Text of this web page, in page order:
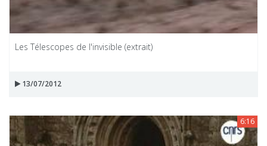
Les Télescopes de l'invisible (extrait)
13/07/2012
6:16